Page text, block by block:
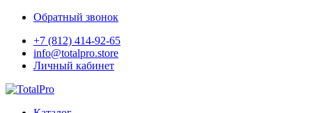
Обратный звонок
+7 (812) 414-92-65
info@totalpro.store
Личный кабинет